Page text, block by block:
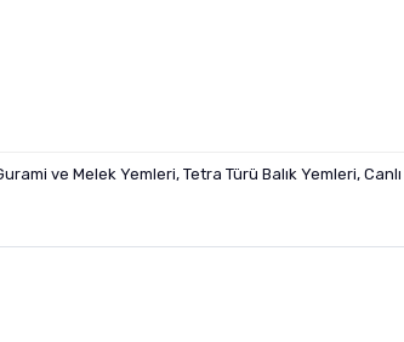
ve Melek Yemleri, Tetra Türü Balık Yemleri,